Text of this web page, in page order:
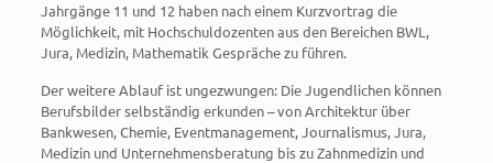
Jahrgänge 11 und 12 haben nach einem Kurzvortrag die
Möglichkeit, mit Hochschuldozenten aus den Bereichen BWL,
Jura, Medizin, Mathematik Gespräche zu führen.
Der weitere Ablauf ist ungezwungen: Die Jugendlichen können
Berufsbilder selbständig erkunden – von Architektur über
Bankwesen, Chemie, Eventmanagement, Journalismus, Jura,
Medizin und Unternehmensberatung bis zu Zahnmedizin und